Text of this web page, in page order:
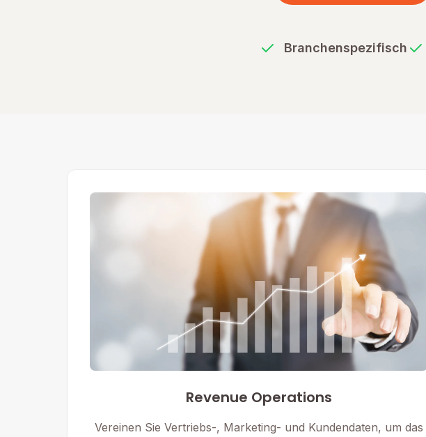
Branchenspezifisch
Revenue Operations
Vereinen Sie Vertriebs-, Marketing- und Kundendaten, um das